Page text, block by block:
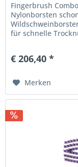
Fingerbrush
Nylonborsten
für schnelle
€ 206,40 *
Merken